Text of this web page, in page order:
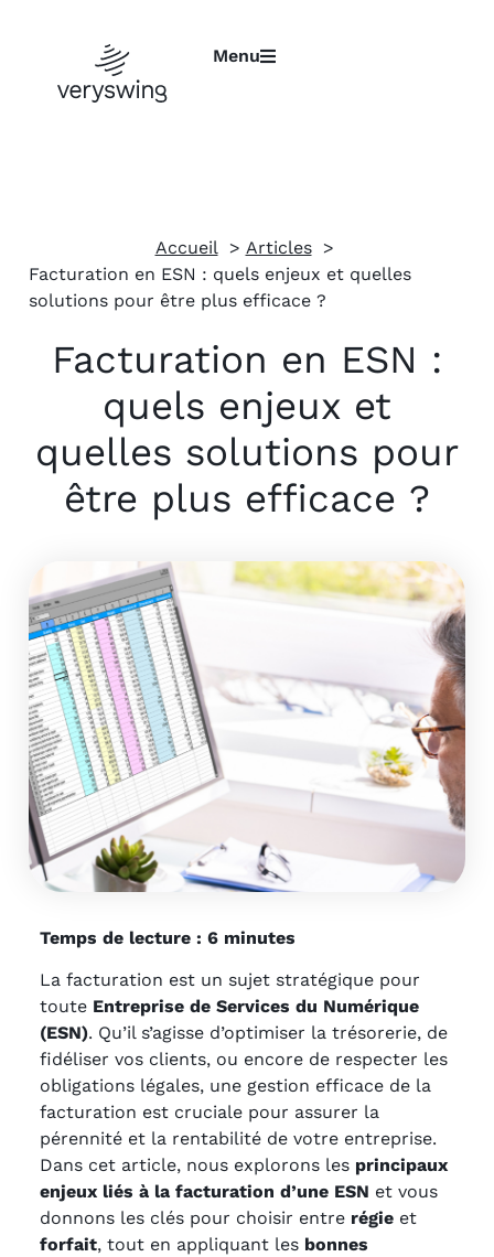
Menu
Accueil
Articles
Facturation en ESN : quels enjeux et quelles
solutions pour être plus efficace ?
Facturation en ESN :
quels enjeux et
quelles solutions pour
être plus efficace ?
Temps de lecture : 6 minutes
La facturation est un sujet stratégique pour
toute Entreprise de Services du Numérique
(ESN). Qu’il s’agisse d’optimiser la trésorerie, de
fidéliser vos clients, ou encore de respecter les
obligations légales, une gestion efficace de la
facturation est cruciale pour assurer la
pérennité et la rentabilité de votre entreprise.
Dans cet article, nous explorons les principaux
enjeux liés à la facturation d’une ESN et vous
donnons les clés pour choisir entre régie et
forfait, tout en appliquant les bonnes